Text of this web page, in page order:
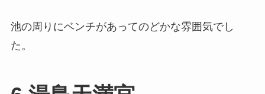
池の周りにベンチがあってのどかな雰囲気でし
た。